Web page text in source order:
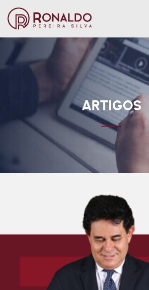
ARTIGOS